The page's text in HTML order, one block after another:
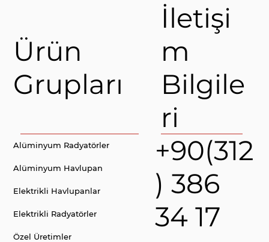
Alüminyum Radyatörler
Alüminyum Havlupan
Elektrikli Havlupanlar
Elektrikli Radyatörler
Özel Üretimler
Ürün
Grupları
İletişi
m
Bilgile
ri
+90(312
) 386
34 17